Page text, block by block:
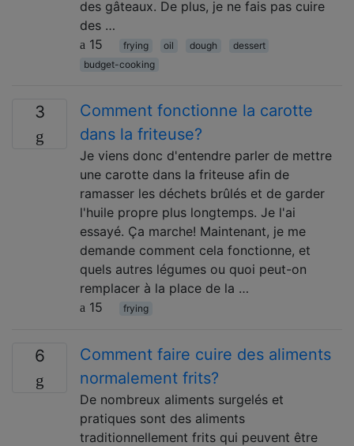
des gâteaux. De plus, je ne fais pas cuire
des …
15
frying oil dough
dessert
budget-cooking
3
Comment fonctionne la carotte
dans la friteuse?
Je viens donc d'entendre parler de mettre
une carotte dans la friteuse afin de
ramasser les déchets brûlés et de garder
l'huile propre plus longtemps. Je l'ai
essayé. Ça marche! Maintenant, je me
demande comment cela fonctionne, et
quels autres légumes ou quoi peut-on
remplacer à la place de la …
15
frying
6
Comment faire cuire des aliments
normalement frits?
De nombreux aliments surgelés et
pratiques sont des aliments
traditionnellement frits qui peuvent être